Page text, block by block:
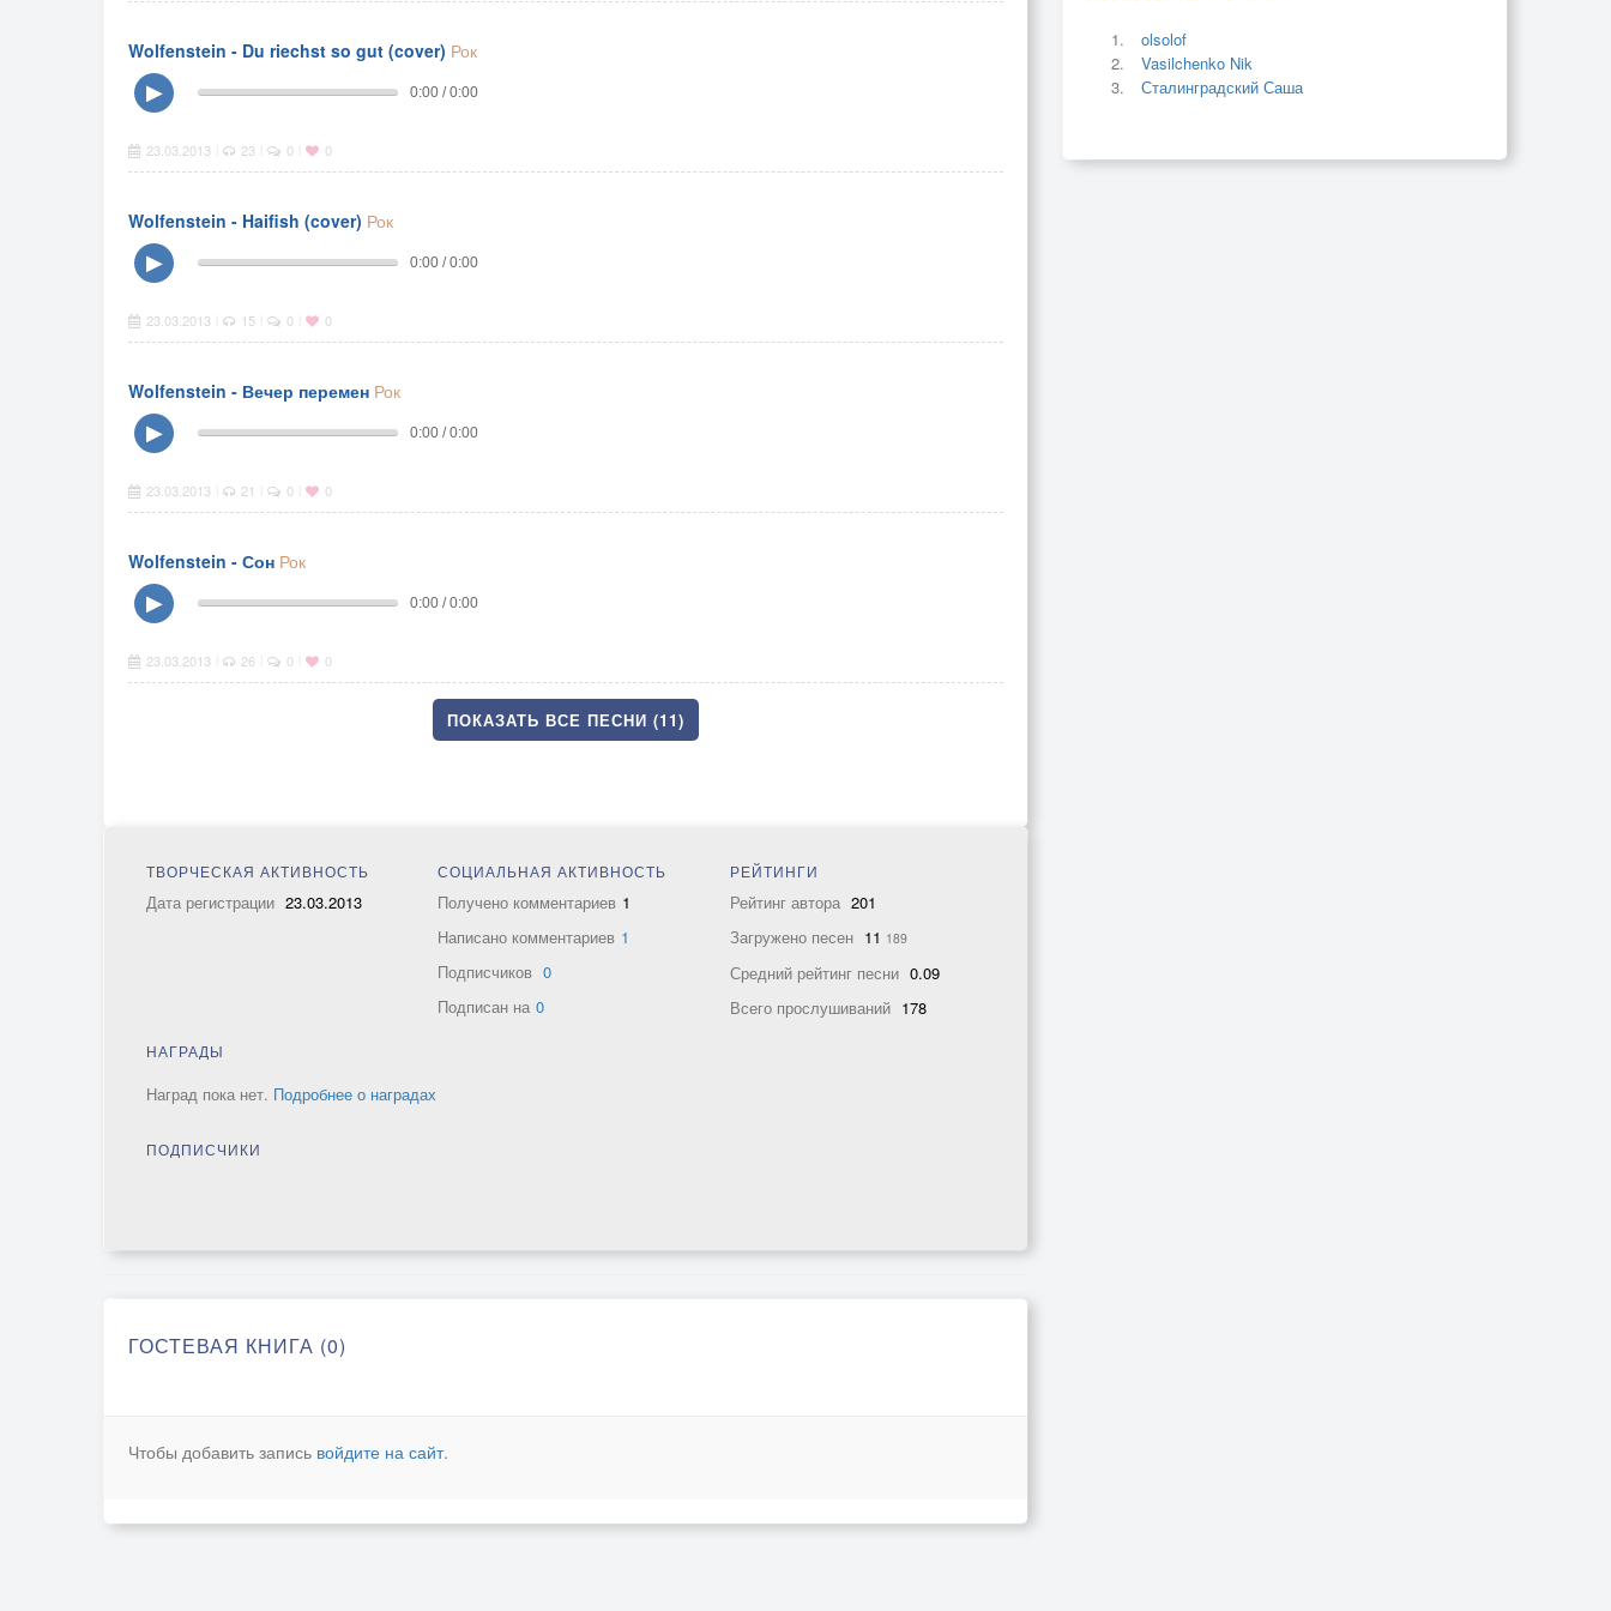
Wolfenstein - Du riechst so gut (cover) Рок
▶
0:00 / 0:00
23.03.2013 23 0 0
Wolfenstein - Haifish (cover) Рок
▶
0:00 / 0:00
23.03.2013 15 0 0
Wolfenstein - Вечер перемен Рок
▶
0:00 / 0:00
23.03.2013 21 0 0
Wolfenstein - Сон Рок
▶
0:00 / 0:00
23.03.2013 26 0 0
ПОКАЗАТЬ ВСЕ ПЕСНИ (11)
ТВОРЧЕСКАЯ АКТИВНОСТЬ
Дата регистрации 23.03.2013
СОЦИАЛЬНАЯ АКТИВНОСТЬ
Получено комментариев 1
Написано комментариев 1
Подписчиков 0
Подписан на 0
РЕЙТИНГИ
Рейтинг автора 201
Загружено песен 11 189
Средний рейтинг песни 0.09
Всего прослушиваний 178
НАГРАДЫ
Наград пока нет. Подробнее о наградах
ПОДПИСЧИКИ
ГОСТЕВАЯ КНИГА (0)
Чтобы добавить запись войдите на сайт.
olsolof
Vasilchenko Nik
Сталинградский Саша